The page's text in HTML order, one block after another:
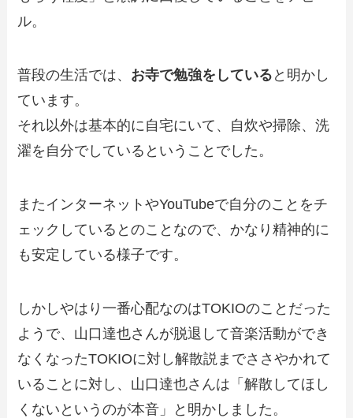
ル。
普段の生活では、 お寺で勉強をしている と明かし
ています。
それ以外は基本的に自宅にいて、自炊や掃除、洗
濯を自分でしているということでした。
またインターネットやYouTubeで自分のことをチ
ェックしているとのことなので、かなり精神的に
も安定している様子です。
しかしやはり一番心配なのはTOKIOのことだった
ようで、山口達也さんが脱退して音楽活動ができ
なくなったTOKIOに対し解散説までささやかれて
いることに対し、山口達也さんは「解散してほし
くないというのが本音」と明かしました。